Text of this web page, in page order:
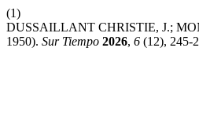
(1)
DUSSAILLANT CHRISTIE, J.;
1950). Sur Tiempo 2026, 6 (12), 245-